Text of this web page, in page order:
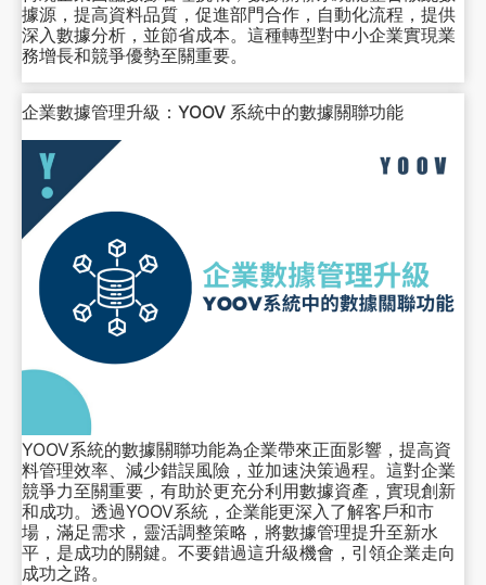
據源，提高資料品質，促進部門合作，自動化流程，提供
深入數據分析，並節省成本。這種轉型對中小企業實現業
務增長和競爭優勢至關重要。
企業數據管理升級：YOOV 系統中的數據關聯功能
YOOV系統的數據關聯功能為企業帶來正面影響，提高資
料管理效率、減少錯誤風險，並加速決策過程。這對企業
競爭力至關重要，有助於更充分利用數據資產，實現創新
和成功。透過YOOV系統，企業能更深入了解客戶和市
場，滿足需求，靈活調整策略，將數據管理提升至新水
平，是成功的關鍵。不要錯過這升級機會，引領企業走向
成功之路。